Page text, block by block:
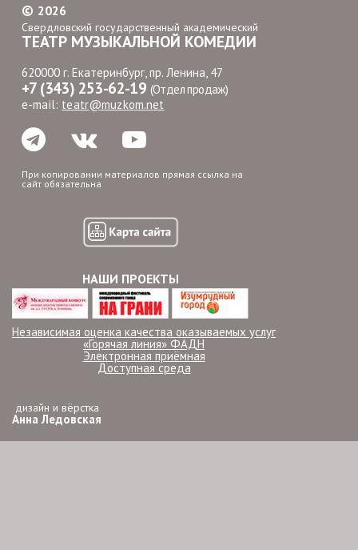
© 2026
Свердловский государственный академический
ТЕАТР МУЗЫКАЛЬНОЙ КОМЕДИИ
620000 г. Екатеринбург, пр. Ленина, 47
+7 (343) 253-62-19 (Отдел продаж)
e-mail: teatr@muzkom.net
При копировании материалов прямая ссылка на
сайт обязательна
НАШИ ПРОЕКТЫ
Независимая оценка качества оказываемых услуг
«Горячая линия» ФАДН
Электронная приёмная
Доступная среда
дизайн и вёрстка
Анна Ледовская